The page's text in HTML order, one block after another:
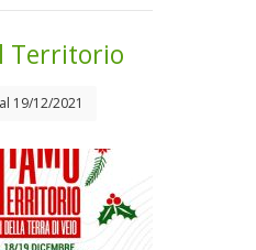
Territorio
al 19/12/2021